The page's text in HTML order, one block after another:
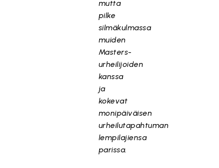
mutta
pilke
silmäkulmassa
muiden
Masters-
urheilijoiden
kanssa
ja
kokevat
monipäiväisen
urheilutapahtuman
lempilajiensa
parissa.